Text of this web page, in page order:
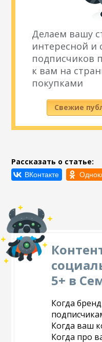
Делаем вашу
интересной и
подписчиков
к вам на
покупками
Свежие
Рассказать о статье:
5+ в
Когда
Когда ваш
Когда про